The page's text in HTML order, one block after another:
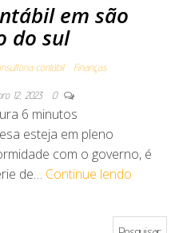
em são
do sul
contábil Finanças
12, 2023 0
6 minutos
esteja em pleno
com o governo, é
de… Continue lendo